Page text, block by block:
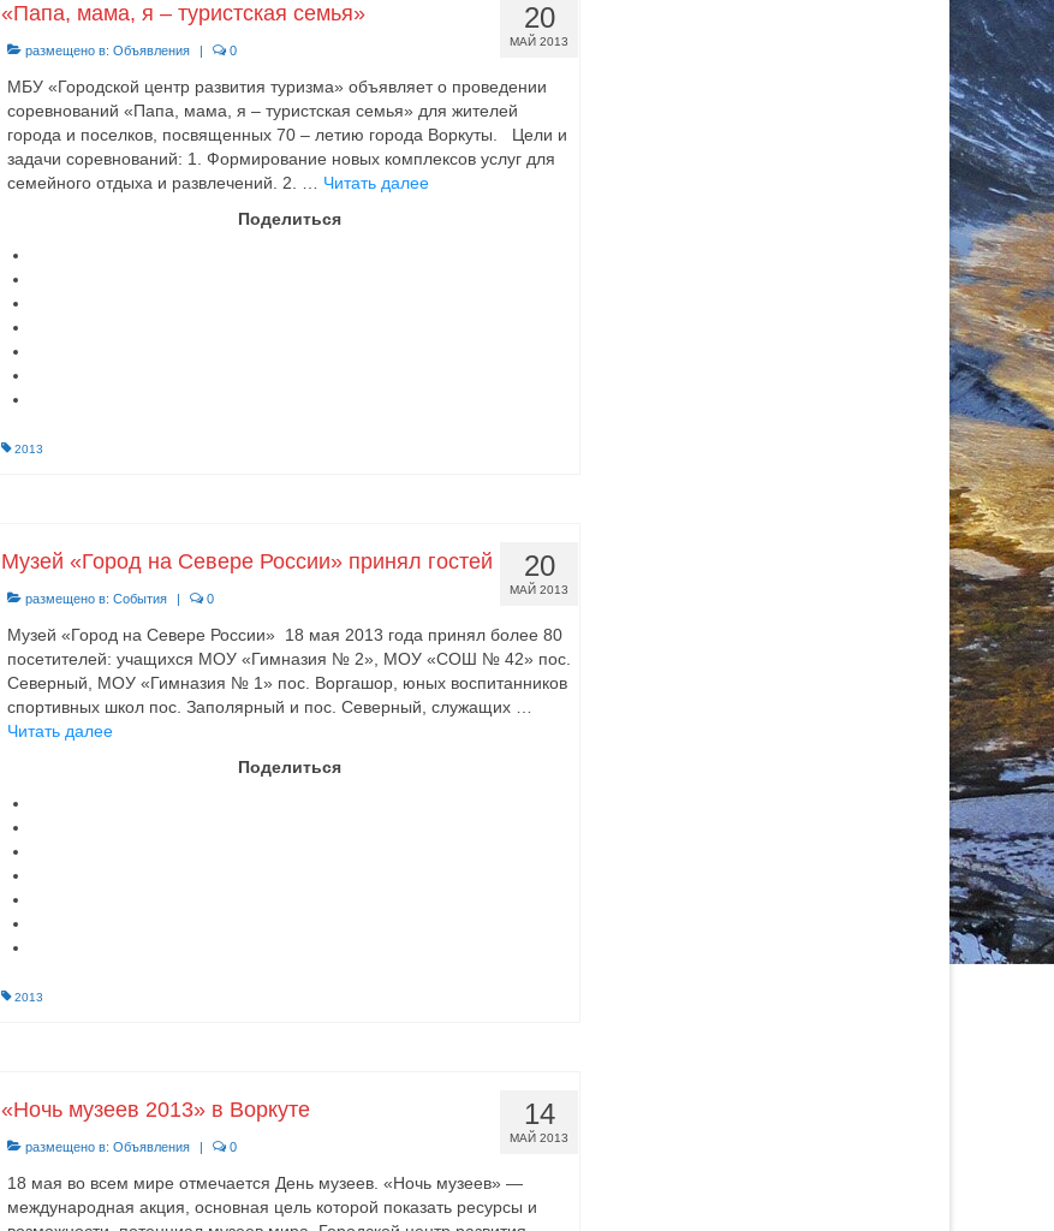
20
МАЙ 2013
«Папа, мама, я – туристская семья»
размещено в: Объявления | 0
МБУ «Городской центр развития туризма» объявляет о проведении
соревнований «Папа, мама, я – туристская семья» для жителей
города и поселков, посвященных 70 – летию города Воркуты. Цели и
задачи соревнований: 1. Формирование новых комплексов услуг для
семейного отдыха и развлечений. 2. … Читать далее
Поделиться
2013
20
МАЙ 2013
Музей «Город на Севере России» принял гостей
размещено в: События | 0
Музей «Город на Севере России» 18 мая 2013 года принял более 80
посетителей: учащихся МОУ «Гимназия № 2», МОУ «СОШ № 42» пос.
Северный, МОУ «Гимназия № 1» пос. Воргашор, юных воспитанников
спортивных школ пос. Заполярный и пос. Северный, служащих …
Читать далее
Поделиться
2013
14
МАЙ 2013
«Ночь музеев 2013» в Воркуте
размещено в: Объявления | 0
18 мая во всем мире отмечается День музеев. «Ночь музеев» —
международная акция, основная цель которой показать ресурсы и